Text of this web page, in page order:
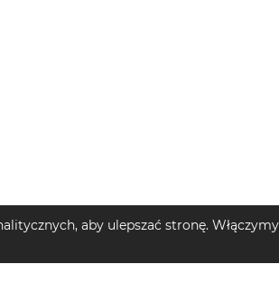
aby ulepszać stronę.